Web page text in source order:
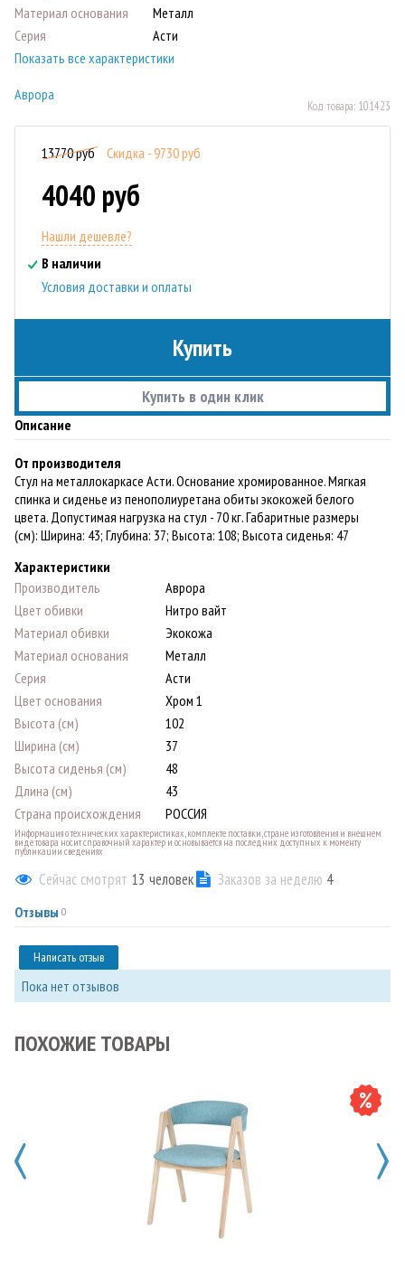
Материал основания
Металл
Серия
Асти
Показать все характеристики
Аврора
Код товара: 101423
13770 руб Скидка - 9730 руб
4040 руб
Нашли дешевле?
В наличии
Условия доставки и оплаты
Купить
Купить в один клик
Описание
От производителя
Стул на металлокаркасе Асти. Основание хромированное. Мягкая
спинка и сиденье из пенополиуретана обиты экокожей белого
цвета. Допустимая нагрузка на стул - 70 кг. Габаритные размеры
(см): Ширина: 43; Глубина: 37; Высота: 108; Высота сиденья: 47
Характеристики
Производитель
Аврора
Цвет обивки
Нитро вайт
Материал обивки
Экокожа
Материал основания
Металл
Серия
Асти
Цвет основания
Хром 1
Высота (см)
102
Ширина (см)
37
Высота сиденья (см)
48
Длина (см)
43
Страна происхождения
РОССИЯ
Информация о технических характеристиках, комплекте поставки, стране изготовления и внешнем
виде товара носит справочный характер и основывается на последних доступных к моменту
публикации сведениях
Сейчас смотрят 13 человек Заказов за неделю 4
Отзывы 0
Написать отзыв
Пока нет отзывов
ПОХОЖИЕ ТОВАРЫ